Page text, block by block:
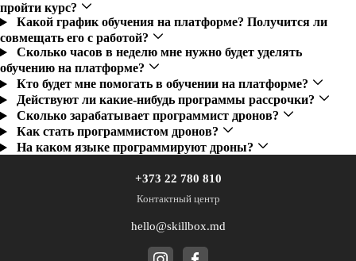
пройти курс?
Какой график обучения на платформе? Получится ли
совмещать его с работой?
Сколько часов в неделю мне нужно будет уделять
обучению на платформе?
Кто будет мне помогать в обучении на платформе?
Действуют ли какие-нибудь программы рассрочки?
Сколько зарабатывает программист дронов?
Как стать программистом дронов?
На каком языке программируют дроны?
+373 22 780 810
Контактный центр
hello@skillbox.md